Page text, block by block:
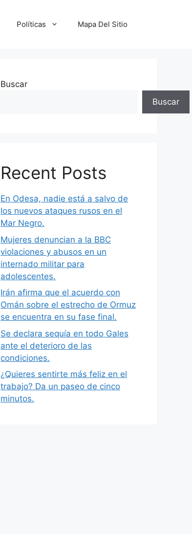
Políticas Mapa Del Sitio
Buscar
Buscar
Recent Posts
En Odesa, nadie está a salvo de
los nuevos ataques rusos en el
Mar Negro.
Mujeres denuncian a la BBC
violaciones y abusos en un
internado militar para
adolescentes.
Irán afirma que el acuerdo con
Omán sobre el estrecho de Ormuz
se encuentra en su fase final.
Se declara sequía en todo Gales
ante el deterioro de las
condiciones.
¿Quieres sentirte más feliz en el
trabajo? Da un paseo de cinco
minutos.